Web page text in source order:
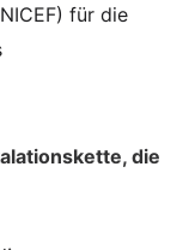
für die
die